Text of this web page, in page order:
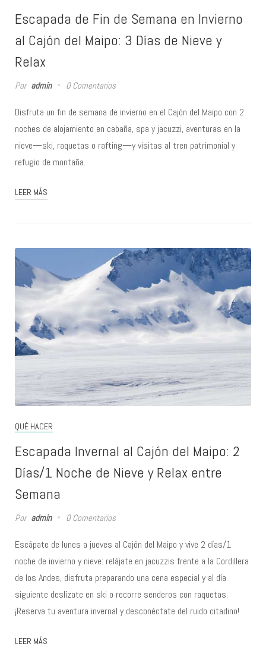
Escapada de Fin de Semana en Invierno
al Cajón del Maipo: 3 Días de Nieve y
Relax
Por admin 0 Comentarios
Disfruta un fin de semana de invierno en el Cajón del Maipo con 2
noches de alojamiento en cabaña, spa y jacuzzi, aventuras en la
nieve—ski, raquetas o rafting—y visitas al tren patrimonial y
refugio de montaña.
LEER MÁS
QUÉ HACER
Escapada Invernal al Cajón del Maipo: 2
Días/1 Noche de Nieve y Relax entre
Semana
Por admin 0 Comentarios
Escápate de lunes a jueves al Cajón del Maipo y vive 2 días/1
noche de invierno y nieve: relájate en jacuzzis frente a la Cordillera
de los Andes, disfruta preparando una cena especial y al día
siguiente deslízate en ski o recorre senderos con raquetas.
¡Reserva tu aventura invernal y desconéctate del ruido citadino!
LEER MÁS